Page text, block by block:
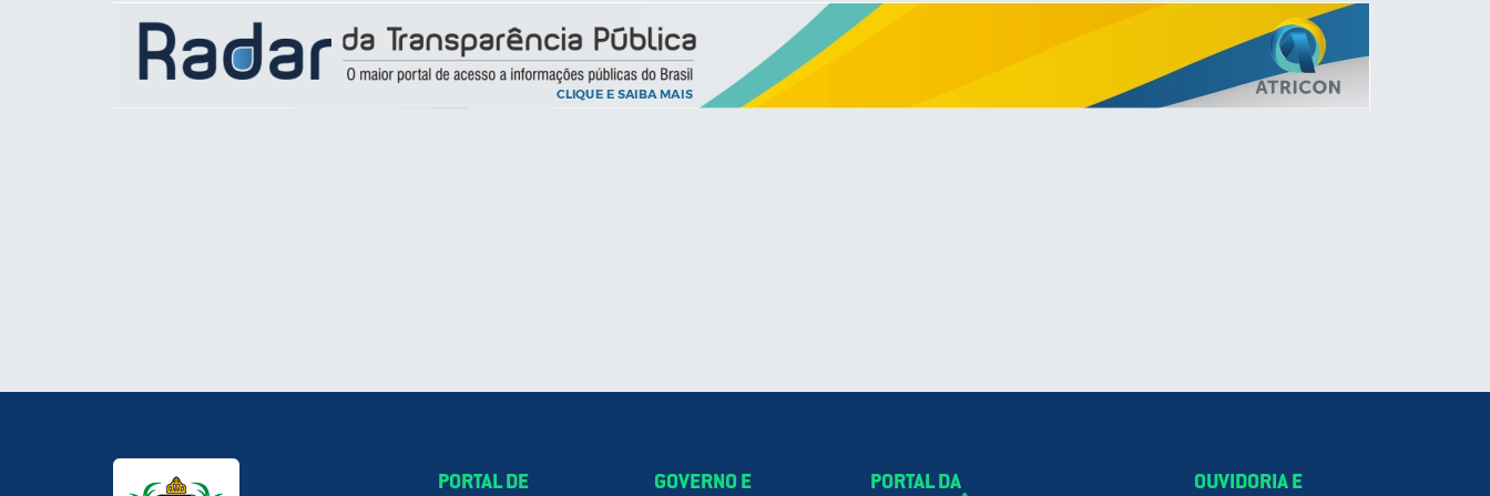
PORTAL DE
GOVERNO E
PORTAL DA
OUVIDORIA E